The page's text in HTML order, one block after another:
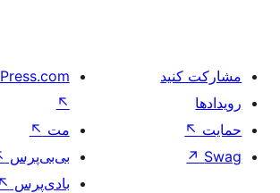
مشارکت کنید
رویدادها
حمایت ↖
Swag
↗
↖
مت ↖
بی‌بی‌پرس
بادی‌پرس